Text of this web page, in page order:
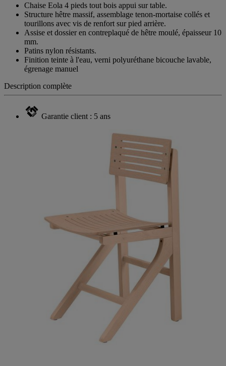
Chaise Eola 4 pieds tout bois appui sur table.
Structure hêtre massif, assemblage tenon-mortaise collés et
tourillons avec vis de renfort sur pied arrière.
Assise et dossier en contreplaqué de hêtre moulé, épaisseur 10
mm.
Patins nylon résistants.
Finition teinte à l'eau, verni polyuréthane bicouche lavable,
égrenage manuel
Description complète
Garantie client : 5 ans